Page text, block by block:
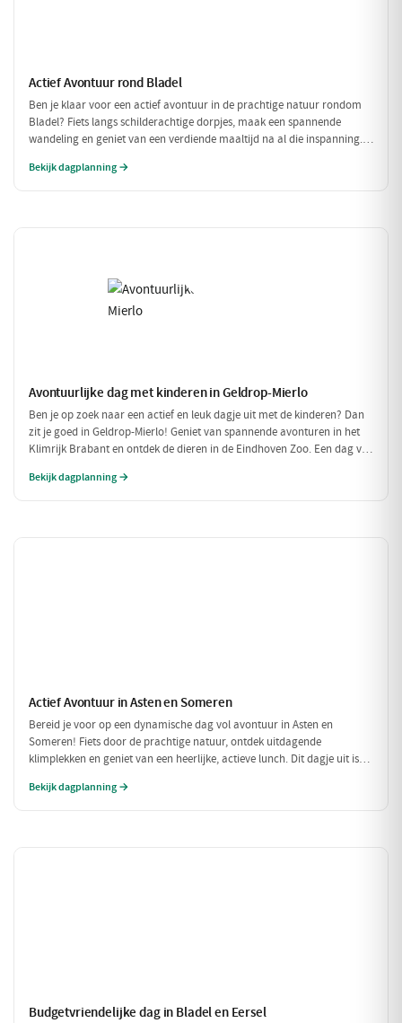
Actief Avontuur rond Bladel
Ben je klaar voor een actief avontuur in de prachtige natuur rondom
Bladel? Fiets langs schilderachtige dorpjes, maak een spannende
wandeling en geniet van een verdiende maaltijd na al die inspanning.
buiten zijn houdt!
Bekijk dagplanning →
Avontuurlijke dag met kinderen in Geldrop-Mierlo
Ben je op zoek naar een actief en leuk dagje uit met de kinderen? Dan
zit je goed in Geldrop-Mierlo! Geniet van spannende avonturen in het
Klimrijk Brabant en ontdek de dieren in de Eindhoven Zoo. Een dag vol
Bekijk dagplanning →
Actief Avontuur in Asten en Someren
Bereid je voor op een dynamische dag vol avontuur in Asten en
Someren! Fiets door de prachtige natuur, ontdek uitdagende
klimplekken en geniet van een heerlijke, actieve lunch. Dit dagje uit is
Bekijk dagplanning →
Budgetvriendelijke dag in Bladel en Eersel